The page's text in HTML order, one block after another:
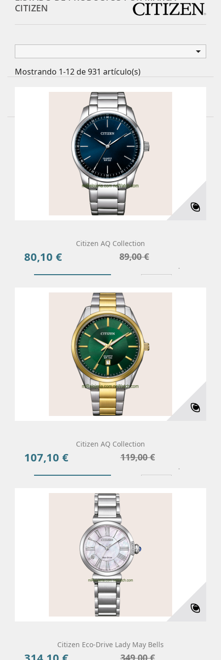
CITIZEN

Mostrando 1-12 de 931 artículo(s)
Citizen AQ Collection
Precio
80,10 €
Precio
89,00 €
Citizen AQ Collection
Precio
107,10 €
Precio
119,00 €
Citizen Eco-Drive Lady May Bells
Precio
Precio